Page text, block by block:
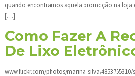
quando encontramos aquela promoção na loja
[…]
Como Fazer A
De Lixo
www.flickr.com/photos/marina-silva/